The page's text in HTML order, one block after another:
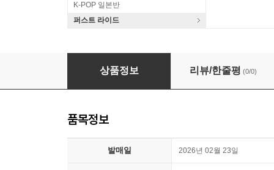
K-POP 일본반
퍼스트 라이드
Sawano Hiroyuki (사와노 히로유키) -
상품정보 리뷰/한줄평 (0/0)
품목정보
발매일 2026년 02월 23일